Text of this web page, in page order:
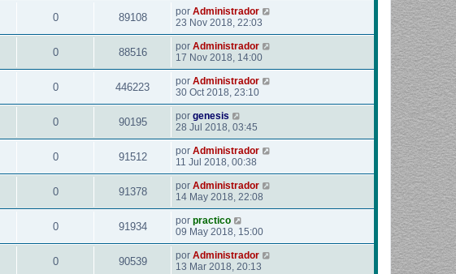
0 89108 por Administrador
23 Nov 2018, 22:03
0 88516 por Administrador
17 Nov 2018, 14:00
0 446223 por Administrador
30 Oct 2018, 23:10
0 90195 por genesis
28 Jul 2018, 03:45
0 91512 por Administrador
11 Jul 2018, 00:38
0 91378 por Administrador
14 May 2018, 22:08
0 91934 por practico
09 May 2018, 15:00
0 90539 por Administrador
13 Mar 2018, 20:13